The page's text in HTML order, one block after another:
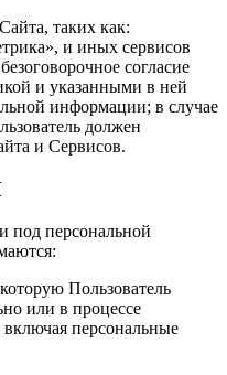
таких как:
и иных сервисов
согласие
и указанными в ней
информации; в случае
должен
и Сервисов.
под персональной
Пользователь
или в процессе
персональные